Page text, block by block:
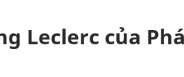
Leclerc của